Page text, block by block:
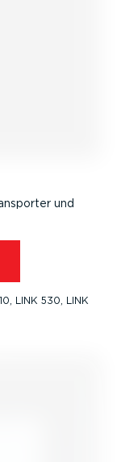
und
LINK 530, LINK